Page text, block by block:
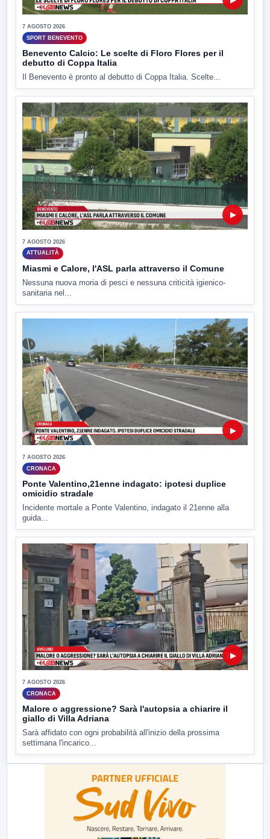
7 AGOSTO 2026
SPORT BENEVENTO
Benevento Calcio: Le scelte di Floro Flores per il
debutto di Coppa Italia
Il Benevento è pronto al debutto di Coppa Italia. Scelte...
▶
7 AGOSTO 2026
ATTUALITÀ
Miasmi e Calore, l'ASL parla attraverso il Comune
Nessuna nuova moria di pesci e nessuna criticità igienico-
sanitaria nel...
▶
7 AGOSTO 2026
CRONACA
Ponte Valentino,21enne indagato: ipotesi duplice
omicidio stradale
Incidente mortale a Ponte Valentino, indagato il 21enne alla
guida...
▶
7 AGOSTO 2026
CRONACA
Malore o aggressione? Sarà l'autopsia a chiarire il
giallo di Villa Adriana
Sarà affidato con ogni probabilità all'inizio della prossima
settimana l'incarico...